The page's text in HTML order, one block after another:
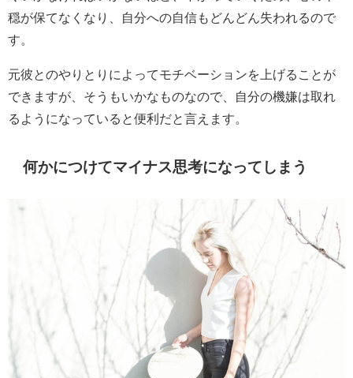
穏が保てなくなり、自分への自信もどんどん失われるので
す。
元彼とのやりとりによってモチベーションを上げることが
できますが、そうもいかなものなので、自分の機嫌は取れ
るようになっていると便利だと言えます。
何かにつけてマイナス思考になってしまう